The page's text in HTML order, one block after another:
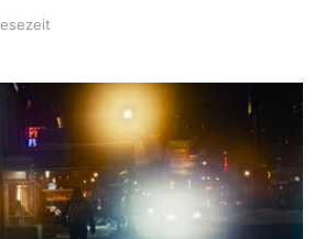
legt sich über den Hafen
auf die bunten Segelboote, die
Wasser schaukeln. Auf